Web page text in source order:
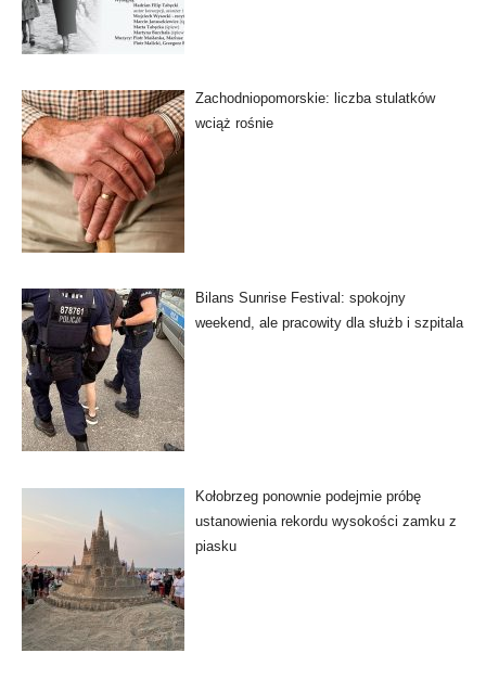
Zachodniopomorskie: liczba stulatków
wciąż rośnie
Bilans Sunrise Festival: spokojny
weekend, ale pracowity dla służb i szpitala
Kołobrzeg ponownie podejmie próbę
ustanowienia rekordu wysokości zamku z
piasku